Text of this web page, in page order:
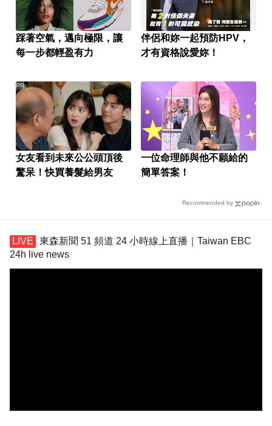
踩著空氣，邁向極限，讓
每一步都輕盈有力
伴侶和妳一起預防HPV，
才有資格說愛妳！
女友看到未來公公頭頂後
驚呆！快買養髮給男友
PR
一位命理師與他不願給的
簡單答案！
Recommended by
東森新聞 51 頻道 24 小時線上直播｜Taiwan EBC
24h live news